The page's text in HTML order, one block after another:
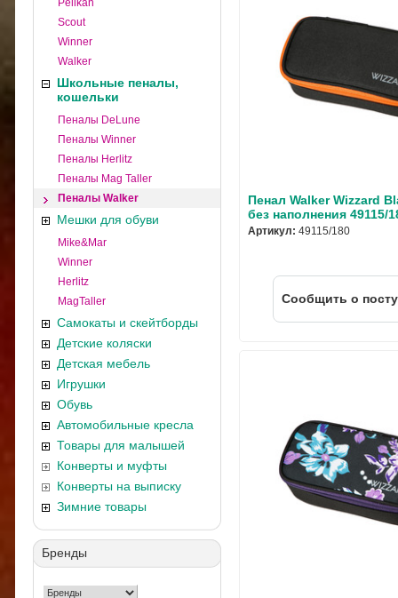
Pelikan
Scout
Winner
Walker
Школьные пеналы,
кошельки
Пеналы DeLune
Пеналы Winner
Пеналы Herlitz
Пеналы Mag Taller
Пеналы Walker
Мешки для обуви
Mike&Mar
Winner
Herlitz
MagTaller
Самокаты и скейтборды
Детские коляски
Детская мебель
Игрушки
Обувь
Автомобильные кресла
Товары для малышей
Конверты и муфты
Конверты на выписку
Зимние товары
Бренды
Пенал Walker Wizzard
без наполнения 49115/
Артикул: 49115/180
Cообщить о